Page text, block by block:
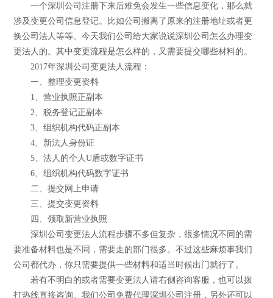
一个深圳公司注册下来后难免会发生一些信息变化，那么就
涉及变更公司信息登记。比如公司搬离了原来的注册地址或者更
换公司法人等等。今天我们公司给大家说说深圳公司怎么办理变
更法人的。其中变更流程是怎么样的，又需要提交哪些材料的。
2017年深圳公司变更法人流程：
一、整理变更资料
1、营业执照正副本
2、税务登记正副本
3、组织机构代码正副本
4、新法人身份证
5、法人的个人U盾或数字证书
6、组织机构代码数字证书
二、提交网上申请
三、提交变更资料
四、领取新营业执照
深圳公司变更法人流程步骤不多但复杂，很多情况不同的需
要准备材料也是不同，需要走的部门很多。不过这些麻烦事我们
公司都代办，你只需要提供一些材料和适当时候出门就行了。
若有不明白的或者需要变更法人请右侧咨询客服，也可以拨
打热线直接咨询。我们公司免费代理深圳公司注册，另外还可以